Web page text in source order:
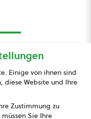
Einige von ihnen sind
diese Website und Ihre
Zustimmung zu
Sie Ihre